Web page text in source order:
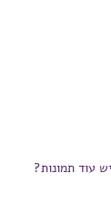
עוד תמונות?